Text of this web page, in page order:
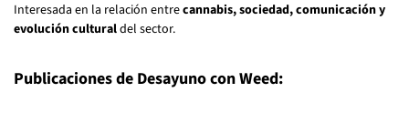
Interesada en la relación entrecannabis, sociedad, comunicación y
evolución culturaldel sector.
Publicaciones de Desayuno con Weed: